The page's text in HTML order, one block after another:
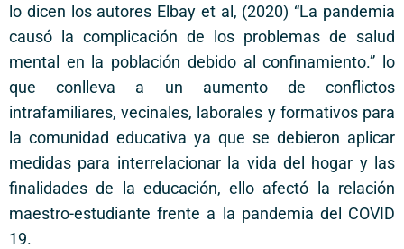
lo dicen los autores Elbay et al, (2020) “La pandemia
causó la complicación de los problemas de salud
mental en la población debido al confinamiento.” lo
que conlleva a un aumento de conflictos
intrafamiliares, vecinales, laborales y formativos para
la comunidad educativa ya que se debieron aplicar
medidas para interrelacionar la vida del hogar y las
finalidades de la educación, ello afectó la relación
maestro-estudiante frente a la pandemia del COVID
19.